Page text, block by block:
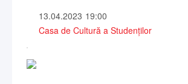
13.04.2023 19:00
Casa de Cultură a Studenților